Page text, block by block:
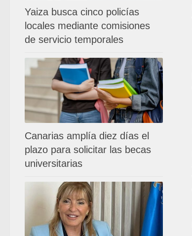
Yaiza busca cinco policías
locales mediante comisiones
de servicio temporales
Canarias amplía diez días el
plazo para solicitar las becas
universitarias